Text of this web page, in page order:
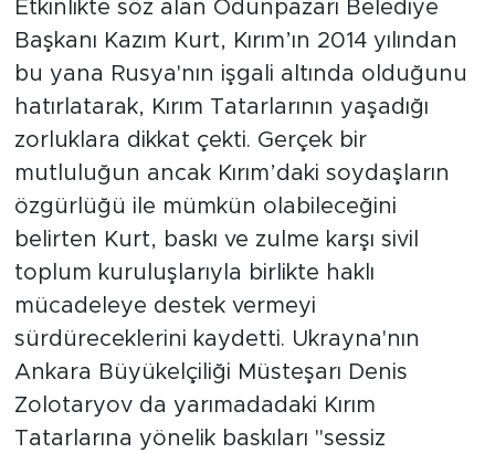
Etkinlikte söz alan Odunpazarı Belediye
Başkanı Kazım Kurt, Kırım’ın 2014 yılından
bu yana Rusya'nın işgali altında olduğunu
hatırlatarak, Kırım Tatarlarının yaşadığı
zorluklara dikkat çekti. Gerçek bir
mutluluğun ancak Kırım’daki soydaşların
özgürlüğü ile mümkün olabileceğini
belirten Kurt, baskı ve zulme karşı sivil
toplum kuruluşlarıyla birlikte haklı
mücadeleye destek vermeyi
sürdüreceklerini kaydetti. Ukrayna'nın
Ankara Büyükelçiliği Müsteşarı Denis
Zolotaryov da yarımadadaki Kırım
Tatarlarına yönelik baskıları "sessiz